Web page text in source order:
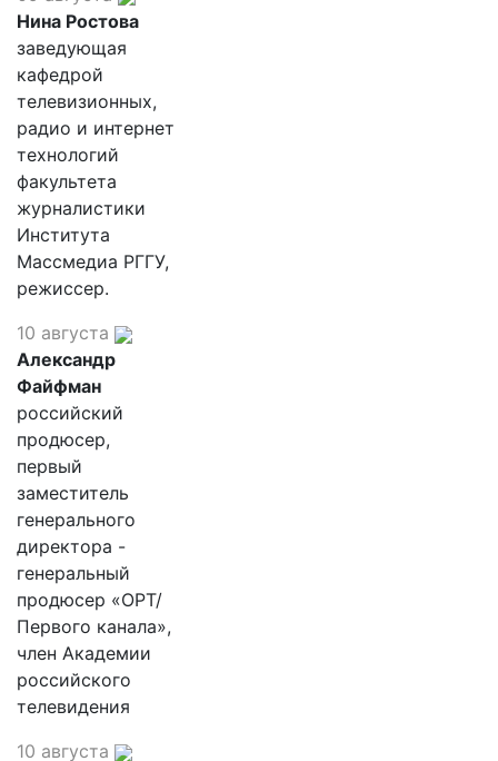
Нина Ростова
заведующая
кафедрой
телевизионных,
радио и интернет
технологий
факультета
журналистики
Института
Массмедиа РГГУ,
режиссер.
10 августа
Александр
Файфман
российский
продюсер,
первый
заместитель
генерального
директора -
генеральный
продюсер «ОРТ/
Первого канала»,
член Академии
российского
телевидения
10 августа